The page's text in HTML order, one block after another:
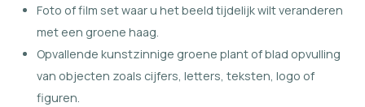
Foto of film set waar u het beeld tijdelijk wilt veranderen
met een groene haag.
Opvallende kunstzinnige groene plant of blad opvulling
van objecten zoals cijfers, letters, teksten, logo of
figuren.